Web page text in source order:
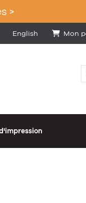
>
English Mon